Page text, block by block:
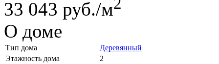
33 043 руб./м
О доме
Тип дома
Деревянный
Этажность дома
2